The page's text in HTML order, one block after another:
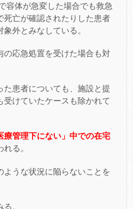
容体が急変した場合でも救急
死亡が確認されたりした患者
外とみなしている。
の応急処置を受けた場合も対
患者についても、施設と提
けていたケースも除かれて
療管理下にない」中での在宅
る。
ような状況に陥らないことを
。